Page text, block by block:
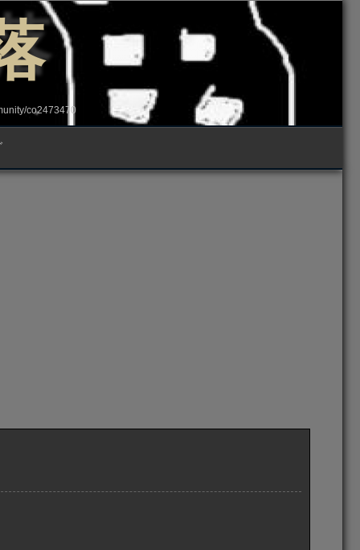
co2473470